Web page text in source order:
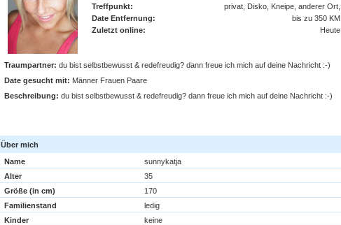
Treffpunkt:
privat, Disko, Kneipe, anderer Ort,
Date Entfernung:
bis zu 350 KM
Zuletzt online:
Heute
Traumpartner: du bist selbstbewusst & redefreudig? dann freue ich mich auf deine Nachricht :-)
Date gesucht mit: Männer Frauen Paare
Beschreibung: du bist selbstbewusst & redefreudig? dann freue ich mich auf deine Nachricht :-)
Über mich
Name
sunnykatja
Alter
35
Größe (in cm)
170
Familienstand
ledig
Kinder
keine